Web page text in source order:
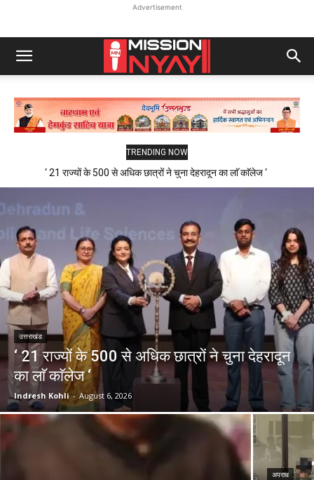
Advertisement
TRENDING NOW
‘ 21 राज्यों के 500 से अधिक छात्रों ने चुना देहरादून का लाॅ काॅलेज ‘
उत्तराखंड
‘ 21 राज्यों के 500 से अधिक छात्रों ने चुना देहरादून
का लाॅ काॅलेज ‘
Indresh Kohli - August 6, 2026
अपराध